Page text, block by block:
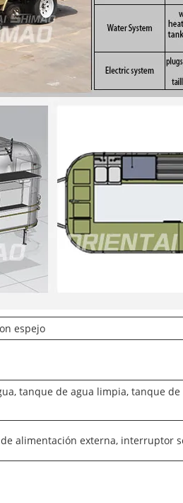
espejo
tanque de agua limpia, tanque
alimentación externa, interruptor